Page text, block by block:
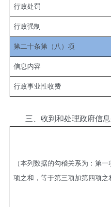
行政处罚
行政强制
第二十条第（八）项
信息内容
行政事业性收费
三、收到和处理政府信息
（本列数据的勾稽关系为：第
项之和，等于第三项加第四项之